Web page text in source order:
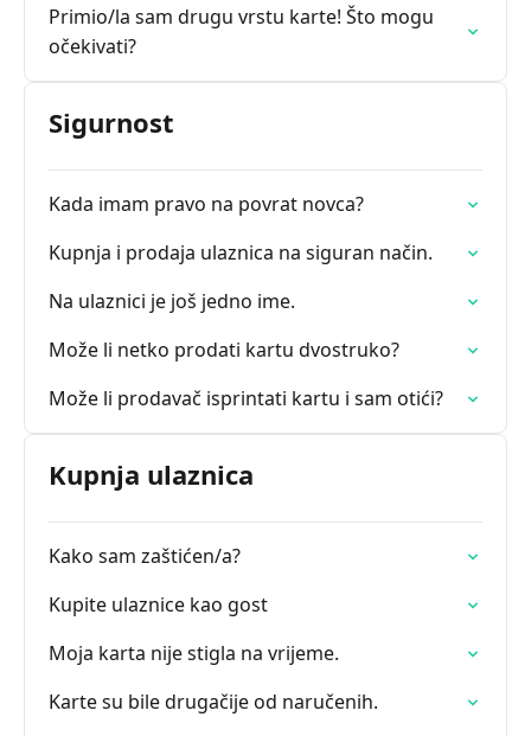
Primio/la sam drugu vrstu karte! Što mogu
očekivati?
Sigurnost
Kada imam pravo na povrat novca?
Kupnja i prodaja ulaznica na siguran način.
Na ulaznici je još jedno ime.
Može li netko prodati kartu dvostruko?
Može li prodavač isprintati kartu i sam otići?
Kupnja ulaznica
Kako sam zaštićen/a?
Kupite ulaznice kao gost
Moja karta nije stigla na vrijeme.
Karte su bile drugačije od naručenih.